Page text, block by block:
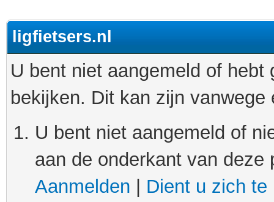
ligfietsers.nl
U bent niet aangemeld of
bekijken. Dit kan zijn
U bent niet aangemeld of
aan de onderkant van
Aanmelden
Dient u zich te